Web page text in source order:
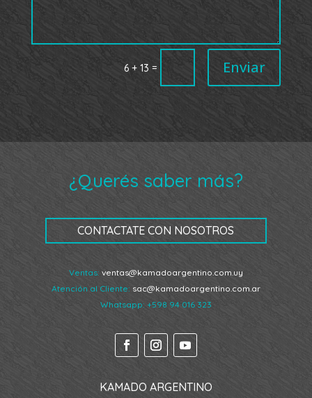
6 + 13 = Enviar
¿Querés saber más?
CONTACTATE CON NOSOTROS
Ventas: ventas@kamadoargentino.com.uy
Atención al Cliente: sac@kamadoargentino.com.ar
Whatsapp: +598 94 016 323
KAMADO ARGENTINO